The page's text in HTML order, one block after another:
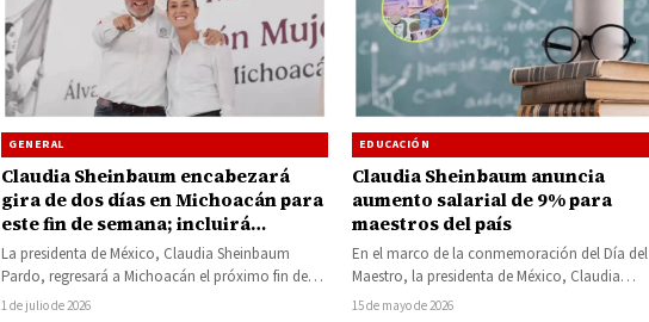
GENERAL
Claudia Sheinbaum encabezará
gira de dos días en Michoacán para
este fin de semana; incluirá
mañanera y recorrido por varias
regiones
La presidenta de México, Claudia Sheinbaum
Pardo, regresará a Michoacán el próximo fin de
semana para desarrollar una agenda de…
1 de julio de 2026
EDUCACIÓN
Claudia Sheinbaum anuncia
aumento salarial de 9% para
maestros del país
En el marco de la conmemoración del Día del
Maestro, la presidenta de México, Claudia
Sheinbaum Pardo encabezó una ceremonia…
15 de mayo de 2026